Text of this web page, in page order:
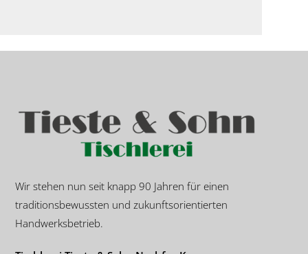
Wir stehen nun seit knapp 90 Jahren für einen
traditionsbewussten und zukunftsorientierten
Handwerksbetrieb.